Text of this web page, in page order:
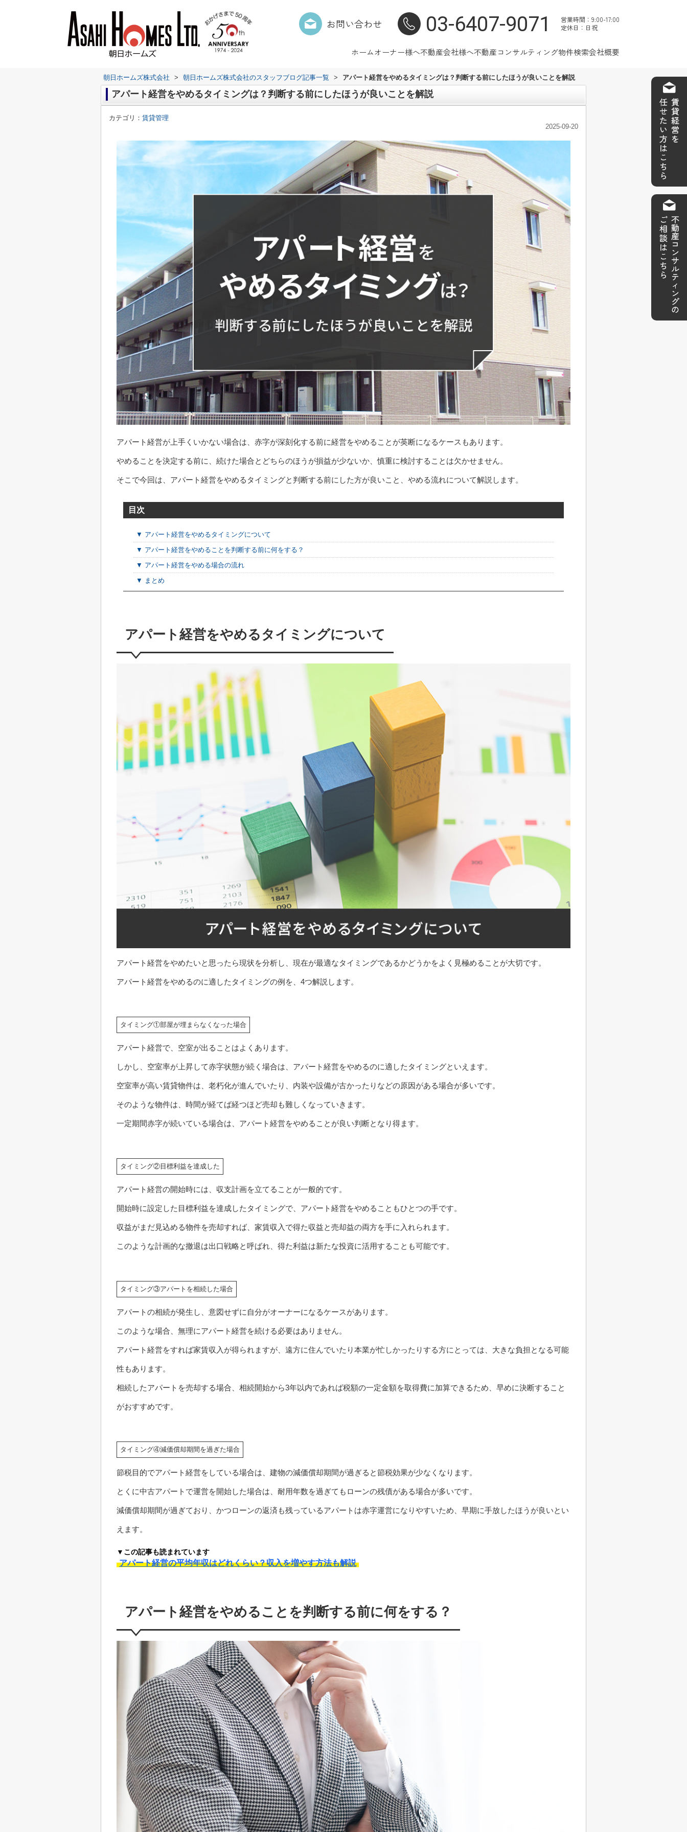
お問い合わせ 03-6407-9071
営業時間：9:00-17:00
定休日：日祝
ホームオーナー様へ不動産会社様へ不動産コンサルティング物件検索会社概要
朝日ホームズ株式会社 > 朝日ホームズ株式会社のスタッフブログ記事一覧 > アパート経営をやめるタイミングは？判断する前にしたほうが良いことを解説
アパート経営をやめるタイミングは？判断する前にしたほうが良いことを解説
カテゴリ： 賃貸管理
2025-09-20
アパート経営が上手くいかない場合は、赤字が深刻化する前に経営をやめることが英断になるケースもあります。
やめることを決定する前に、続けた場合とどちらのほうが損益が少ないか、慎重に検討することは欠かせません。
そこで今回は、アパート経営をやめるタイミングと判断する前にした方が良いこと、やめる流れについて解説します。
目次
▼ アパート経営をやめるタイミングについて
▼ アパート経営をやめることを判断する前に何をする？
▼ アパート経営をやめる場合の流れ
▼ まとめ
アパート経営をやめるタイミングについて
アパート経営をやめたいと思ったら現状を分析し、現在が最適なタイミングであるかどうかをよく見極めることが大切です。
アパート経営をやめるのに適したタイミングの例を、4つ解説します。
タイミング①部屋が埋まらなくなった場合
アパート経営で、空室が出ることはよくあります。
しかし、空室率が上昇して赤字状態が続く場合は、アパート経営をやめるのに適したタイミングといえます。
空室率が高い賃貸物件は、老朽化が進んでいたり、内装や設備が古かったりなどの原因がある場合が多いです。
そのような物件は、時間が経てば経つほど売却も難しくなっていきます。
一定期間赤字が続いている場合は、アパート経営をやめることが良い判断となり得ます。
タイミング②目標利益を達成した
アパート経営の開始時には、収支計画を立てることが一般的です。
開始時に設定した目標利益を達成したタイミングで、アパート経営をやめることもひとつの手です。
収益がまだ見込める物件を売却すれば、家賃収入で得た収益と売却益の両方を手に入れられます。
このような計画的な撤退は出口戦略と呼ばれ、得た利益は新たな投資に活用することも可能です。
タイミング③アパートを相続した場合
アパートの相続が発生し、意図せずに自分がオーナーになるケースがあります。
このような場合、無理にアパート経営を続ける必要はありません。
アパート経営をすれば家賃収入が得られますが、遠方に住んでいたり本業が忙しかったりする方にとっては、大きな負担となる可能
性もあります。
相続したアパートを売却する場合、相続開始から3年以内であれば税額の一定金額を取得費に加算できるため、早めに決断すること
がおすすめです。
タイミング④減価償却期間を過ぎた場合
節税目的でアパート経営をしている場合は、建物の減価償却期間が過ぎると節税効果が少なくなります。
とくに中古アパートで運営を開始した場合は、耐用年数を過ぎてもローンの残債がある場合が多いです。
減価償却期間が過ぎており、かつローンの返済も残っているアパートは赤字運営になりやすいため、早期に手放したほうが良いとい
えます。
▼この記事も読まれています
アパート経営の平均年収はどれくらい？収入を増やす方法も解説
アパート経営をやめることを判断する前に何をする？